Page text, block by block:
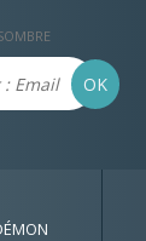
OK